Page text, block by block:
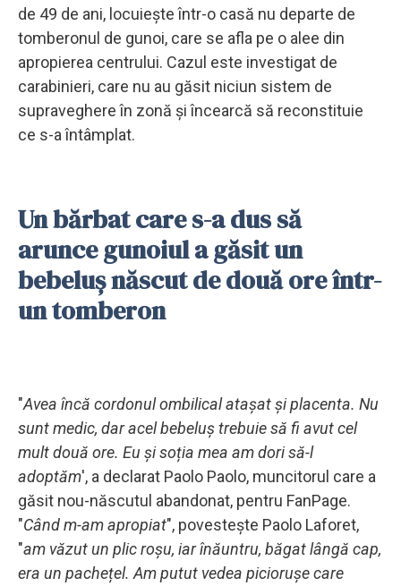
de 49 de ani, locuiește într-o casă nu departe de
tomberonul de gunoi, care se afla pe o alee din
apropierea centrului. Cazul este investigat de
carabinieri, care nu au găsit niciun sistem de
supraveghere în zonă și încearcă să reconstituie
ce s-a întâmplat.
Un bărbat care s-a dus să
arunce gunoiul a găsit un
bebeluș născut de două ore într-
un tomberon
"Avea încă cordonul ombilical atașat și placenta. Nu
sunt medic, dar acel bebeluș trebuie să fi avut cel
mult două ore. Eu și soția mea am dori să-l
adoptăm', a declarat Paolo Paolo, muncitorul care a
găsit nou-născutul abandonat, pentru FanPage.
"Când m-am apropiat", povestește Paolo Laforet,
"am văzut un plic roșu, iar înăuntru, băgat lângă cap,
era un pachețel. Am putut vedea piciorușe care